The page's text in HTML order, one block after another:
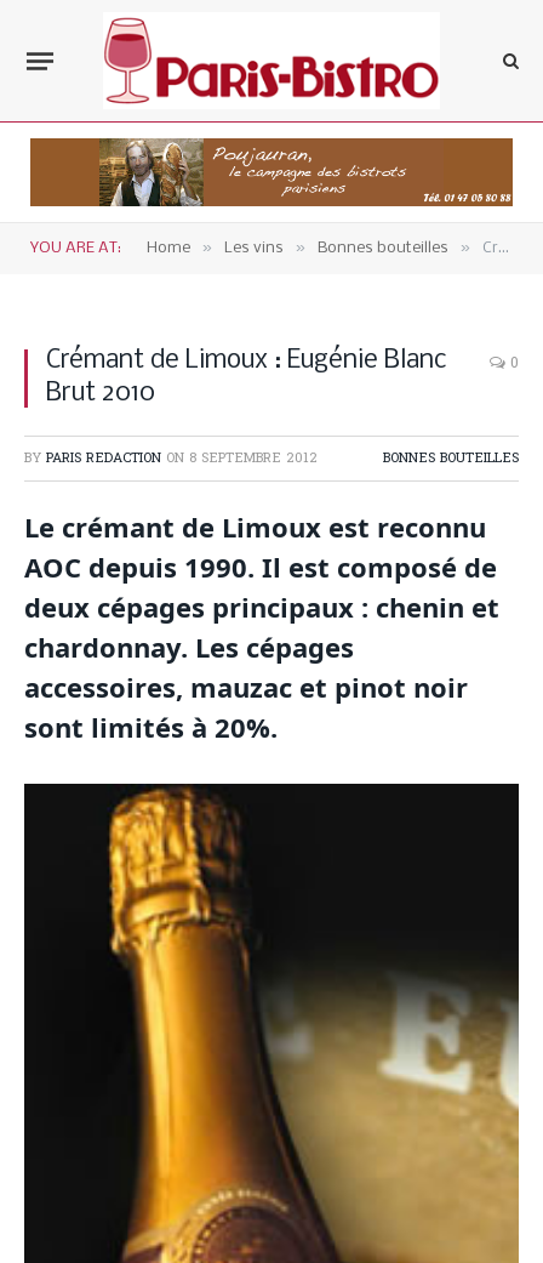
YOU ARE AT: Home » Les vins » Bonnes bouteilles » Crémant de Limoux : Eugénie Blanc Brut 2010
Crémant de Limoux : Eugénie Blanc
Brut 2010
0
BY PARIS REDACTION ON 8 SEPTEMBRE 2012 BONNES BOUTEILLES
Le crémant de Limoux est reconnu
AOC depuis 1990. Il est composé de
deux cépages principaux : chenin et
chardonnay. Les cépages
accessoires, mauzac et pinot noir
sont limités à 20%.